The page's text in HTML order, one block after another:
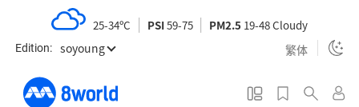
Edition: soyoung 繁体
25-34ºC PSI59-75 PM2.5 19-48 Cloudy